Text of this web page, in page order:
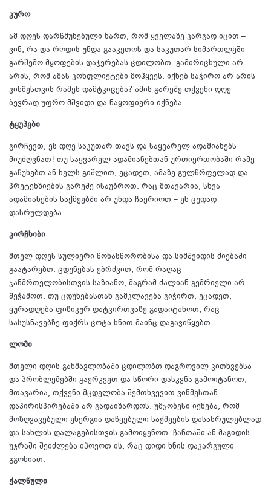
კურო
ამ დღეს დარწმუნებული ხართ, რომ ყველაზე კარგად იცით –
ვინ, რა და როდის უნდა გააკეთოს და საკუთარ სიმართლეში
გარშემო მყოფების დაჯერებას ცდილობთ. გამირიცხული არ
არის, რომ ამას კონფლიქტები მოჰყვეს. იქნებ საჭირო არ არის
ვინმესთვის რამეს დამტკიცება? ამის გარეშე თქვენი დღე
ბევრად უფრო მშვიდი და ნაყოფიერი იქნება.
ტყუპები
გირჩევთ, ეს დღე საკუთარ თავს და საყვარელ ადამიანებს
მიუძღვნათ! თუ საყვარელ ადამიანებთან ურთიერთობაში რამე
გაწუხებთ ან ხელს გიშლით, ეცადეთ, ამაზე გულწრფელად და
პრეტენზიების გარეშე ისაუბროთ. რაც მთავარია, სხვა
ადამიანების საქმეებში არ უნდა ჩაერიოთ – ეს ცუდად
დასრულდება.
კირჩხიბი
მთელ დღეს სულიერი წონასწორობისა და სიმშვიდის ძიებაში
გაატარებთ. ცდუნებას ებრძვით, რომ რაღაც
ჯანმრთელობისთვის საზიანო, მაგრამ ძალიან გემრიელი არ
შეჭამოთ. თუ ცდუნებასთან გამკლავება გიჭირთ, ეცადეთ,
ყურადღება ფიზიკურ დატვირთვაზე გადაიტანოთ, რაც
სასუსნავებზე ფიქრს ცოტა ხნით მაინც დაგავიწყებთ.
ლომი
მთელი დღის განმავლობაში ცდილობთ დაგროვილ კითხვებსა
და პრობლემებში გაერკვეთ და სწორი დასკვნა გამოიტანოთ,
მთავარია, თქვენი მცდელობა შემთხვევით ვინმესთან
დაპირისპირებაში არ გადაიზარდოს. უმჯობესი იქნება, რომ
მოზღვავებული ენერგია დაწყებული საქმეების დასასრულებლად
და სახლის დალაგებისთვის გამოიყენოთ. ჩანთაში ან მაგიდის
უჯრაში შეიძლება იპოვოთ ის, რაც დიდი ხნის დაკარგული
გგონიათ.
ქალწული